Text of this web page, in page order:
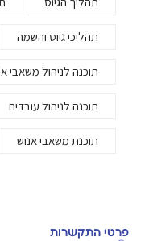
תהליכי גיוס והשמה
תוכנה לניהול משאבי
תוכנה לניהול עובדים
תוכנת משאבי אנוש
פרטי התקשרות